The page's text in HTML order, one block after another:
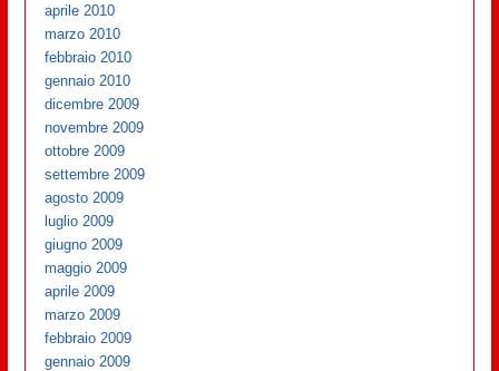
aprile 2010
marzo 2010
febbraio 2010
gennaio 2010
dicembre 2009
novembre 2009
ottobre 2009
settembre 2009
agosto 2009
luglio 2009
giugno 2009
maggio 2009
aprile 2009
marzo 2009
febbraio 2009
gennaio 2009